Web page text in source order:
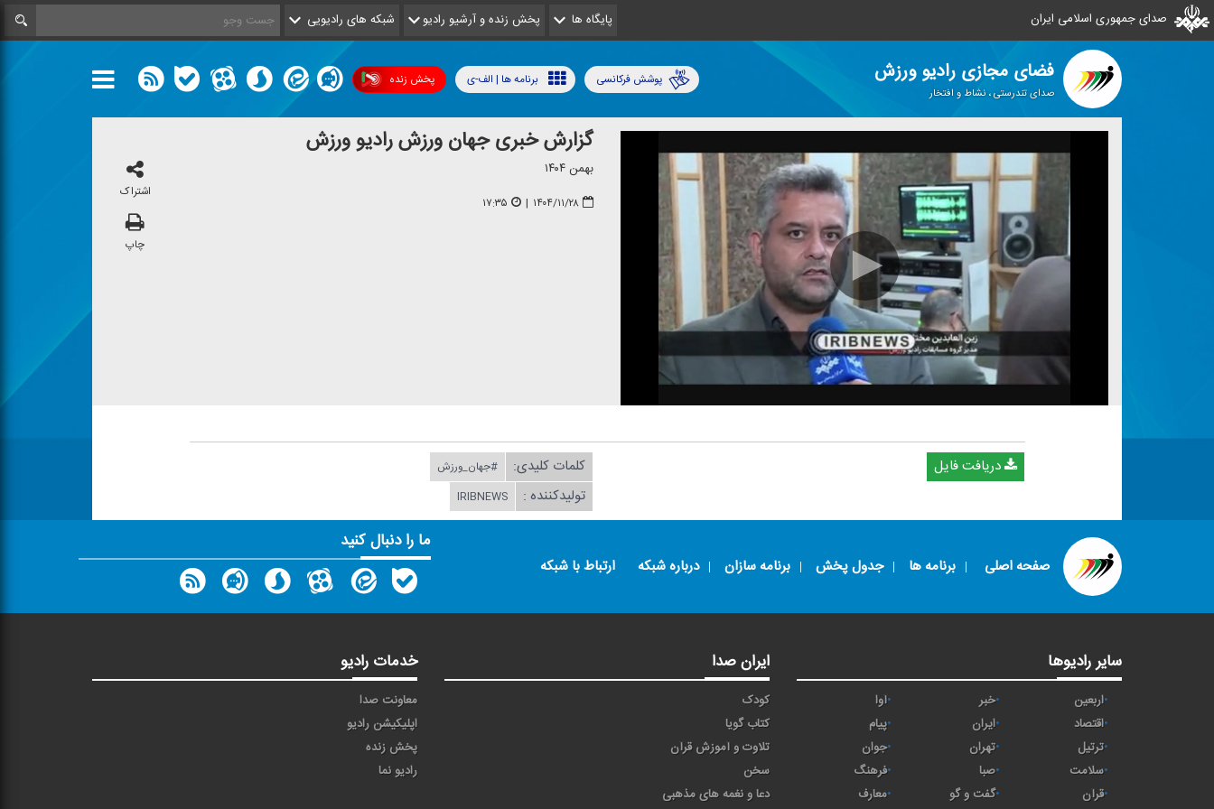
صدای جمهوری اسلامی ایران پایگاه ها پخش زنده و آرشیو رادیو شبکه های رادیویی
فضای مجازی رادیو ورزش
صدای تندرستی ، نشاط و افتخار
پخش زنده برنامه ها | الف-ی پوشش فرکانسی
گزارش خبری جهان ورزش رادیو ورزش
بهمن ۱۴۰۴
۱۴۰۴/۱۱/۲۸ | ۱۷:۳۵
اشتراک
چاپ
دریافت فایل کلمات کلیدی: #جهان_ورزش
تولیدکننده : IRIBNEWS
صفحه اصلی برنامه ها جدول پخش برنامه سازان درباره شبکه ارتباط با شبکه
ما را دنبال کنید
سایر رادیوها
اربعین خبر
آوا
اقتصاد
ايران
پیام
ترتیل
تهران
جوان
سلامت
صبا
فرهنگ
قرآن
گفت و گو
معارف
ایران صدا
کودک
کتاب گویا
تلاوت و آموزش قرآن
سخن
دعا و نغمه های مذهبی
خدمات رادیو
معاونت صدا
اپلیکیشن رادیو
پخش زنده
رادیو نما